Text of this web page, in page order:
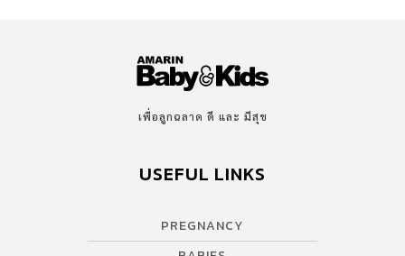
เพื่อลูกฉลาด ดี และ มีสุข
USEFUL LINKS
PREGNANCY